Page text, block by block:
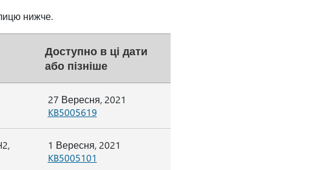
нижче.
Доступно в ці дати
або пізніше
27 Вересня, 2021
KB5005619
1 Вересня, 2021
KB5005101